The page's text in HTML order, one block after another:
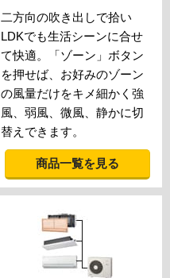
二方向の吹き出しで拾い
LDKでも生活シーンに合せ
て快適。「ゾーン」ボタン
を押せば、お好みのゾーン
の風量だけをキメ細かく強
風、弱風、微風、静かに切
替えできます。
商品一覧を見る